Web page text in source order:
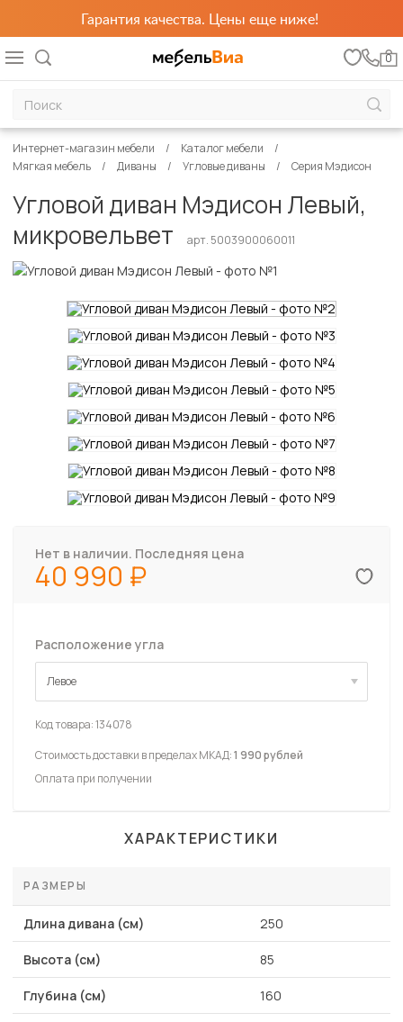
Гарантия качества. Цены еще ниже!
0
Интернет-магазин мебели
Каталог мебели
Мягкая мебель
Диваны Угловые диваны Серия Мэдисон
Угловой диван Мэдисон Левый,
микровельвет
арт. 5003900060011
Нет в наличии. Последняя цена
40 990
Расположение угла
Левое
Левое
Код товара:134078
Стоимость доставки в пределах МКАД:1 990 рублей
Оплата при получении
ХАРАКТЕРИСТИКИ
РАЗМЕРЫ
Длина дивана (см) 250
Высота (см) 85
Глубина (см) 160